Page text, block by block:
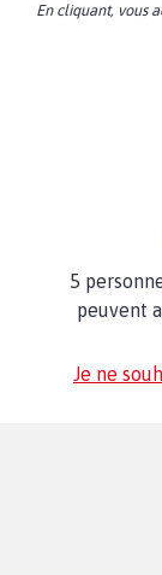
En cliquant, vous
5
peuvent
Je ne